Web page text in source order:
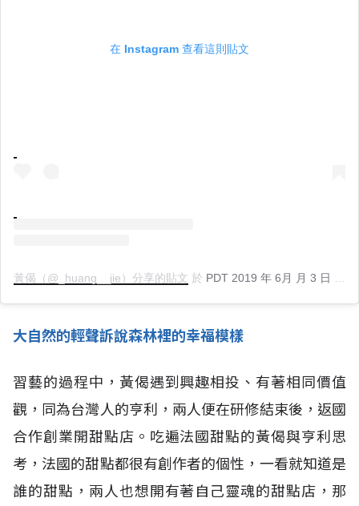
在 Instagram 查看這則貼文
黃偈（@_huang__jie）分享的貼文 於 PDT 2019 年 6月 月 3 日 上午 10:37
大自然的輕聲訴說森林裡的幸福模樣
習藝的過程中，黃偈遇到興趣相投、有著相同價值
觀，同為台灣人的亨利，兩人便在研修結束後，返國
合作創業開甜點店。吃遍法國甜點的黃偈與亨利思
考，法國的甜點都很有創作者的個性，一看就知道是
誰的甜點，兩人也想開有著自己靈魂的甜點店，那